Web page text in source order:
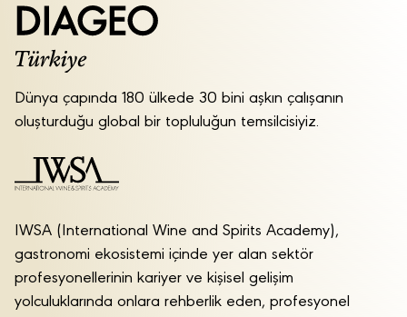
Dünya çapında 180 ülkede 30 bini aşkın çalışanın
oluşturduğu global bir topluluğun temsilcisiyiz.
IWSA (International Wine and Spirits Academy),
gastronomi ekosistemi içinde yer alan sektör
profesyonellerinin kariyer ve kişisel gelişim
yolculuklarında onlara rehberlik eden, profesyonel